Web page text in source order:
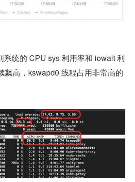
系统的 CPU sys 利用率和 iowait 利
飙高，kswapd0 线程占用非常高的